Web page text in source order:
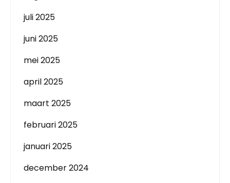
juli 2025
juni 2025
mei 2025
april 2025
maart 2025
februari 2025
januari 2025
december 2024